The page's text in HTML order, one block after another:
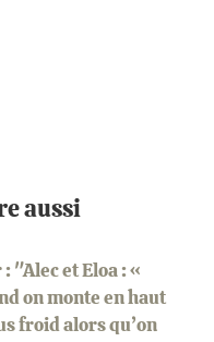
aussi
"Alec et Eloa : «
on monte en haut
froid alors qu’on